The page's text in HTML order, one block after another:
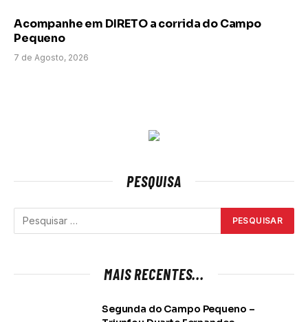
Acompanhe em DIRETO a corrida do Campo
Pequeno
7 de Agosto, 2026
PESQUISA
MAIS RECENTES...
Segunda do Campo Pequeno –